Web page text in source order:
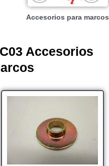
Accesorios para marcos
Accesorios